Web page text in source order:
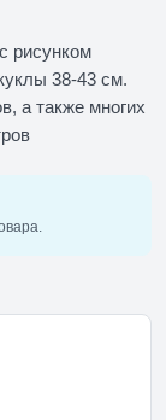
рисунком
38-43 см.
а также многих